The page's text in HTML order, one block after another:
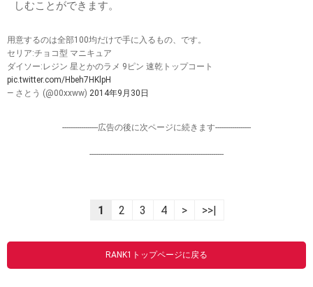
しむことができます。
用意するのは全部100均だけで手に入るもの、です。
セリア:チョコ型 マニキュア
ダイソー:レジン 星とかのラメ 9ピン 速乾トップコート
pic.twitter.com/Hbeh7HKlpH
— さとう (@00xxww) 2014年9月30日
-----------------広告の後に次ページに続きます-----------------
----------------------------------------------------------------
1 2 3 4 > >>|
RANK1トップページに戻る